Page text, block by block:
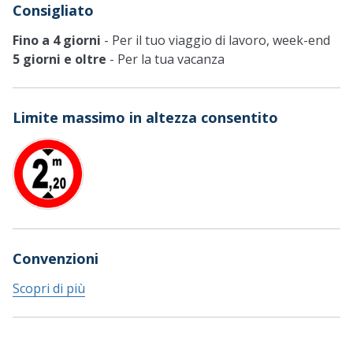
Consigliato
Fino a 4 giorni - Per il tuo viaggio di lavoro, week-end
5 giorni e oltre - Per la tua vacanza
Limite massimo in altezza consentito
Convenzioni
Scopri di più